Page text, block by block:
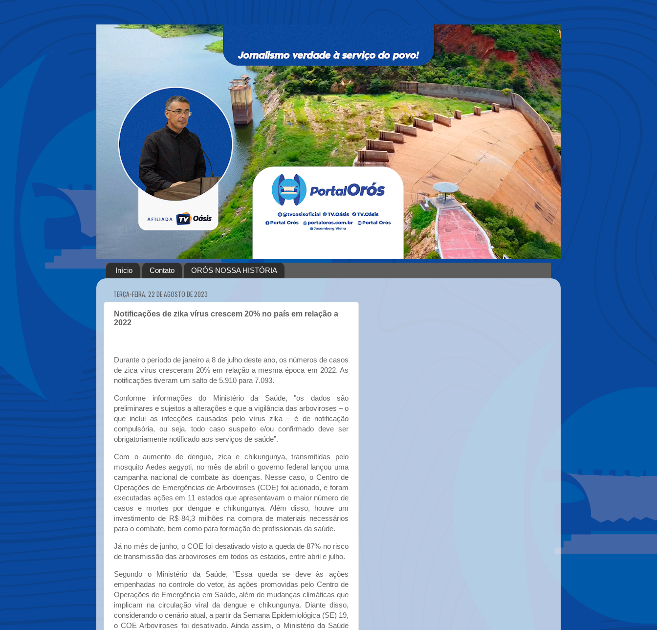
Início Contato ORÓS NOSSA HISTÓRIA
TERÇA-FEIRA, 22 DE AGOSTO DE 2023
Notificações de zika vírus crescem 20% no país em relação a
2022
Durante o período de janeiro a 8 de julho deste ano, os números de casos
de zica vírus cresceram 20% em relação a mesma época em 2022. As
notificações tiveram um salto de 5.910 para 7.093.
Conforme informações do Ministério da Saúde, "os dados são
preliminares e sujeitos a alterações e que a vigilância das arboviroses – o
que inclui as infecções causadas pelo vírus zika – é de notificação
compulsória, ou seja, todo caso suspeito e/ou confirmado deve ser
obrigatoriamente notificado aos serviços de saúde”.
Com o aumento de dengue, zica e chikungunya, transmitidas pelo
mosquito Aedes aegypti, no mês de abril o governo federal lançou uma
campanha nacional de combate às doenças. Nesse caso, o Centro de
Operações de Emergências de Arboviroses (COE) foi acionado, e foram
executadas ações em 11 estados que apresentavam o maior número de
casos e mortes por dengue e chikungunya. Além disso, houve um
investimento de R$ 84,3 milhões na compra de materiais necessários
para o combate, bem como para formação de profissionais da saúde.
Já no mês de junho, o COE foi desativado visto a queda de 87% no risco
de transmissão das arboviroses em todos os estados, entre abril e julho.
Segundo o Ministério da Saúde, "Essa queda se deve às ações
empenhadas no controle do vetor, às ações promovidas pelo Centro de
Operações de Emergência em Saúde, além de mudanças climáticas que
implicam na circulação viral da dengue e chikungunya. Diante disso,
considerando o cenário atual, a partir da Semana Epidemiológica (SE) 19,
o COE Arboviroses foi desativado. Ainda assim, o Ministério da Saúde